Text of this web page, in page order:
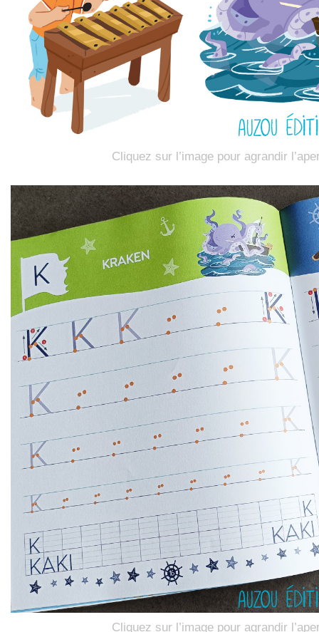
Cliquez sur l’image pour agrandir
Cliquez sur l’image pour agrandir